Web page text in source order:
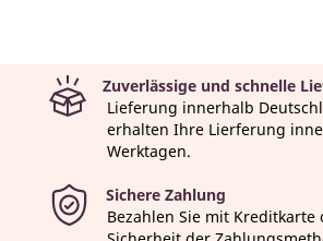
Zuverlässige und schnelle
Lieferung innerhalb
erhalten Ihre Lierferung
Werktagen.
Sichere Zahlung
Bezahlen Sie mit Kreditkarte